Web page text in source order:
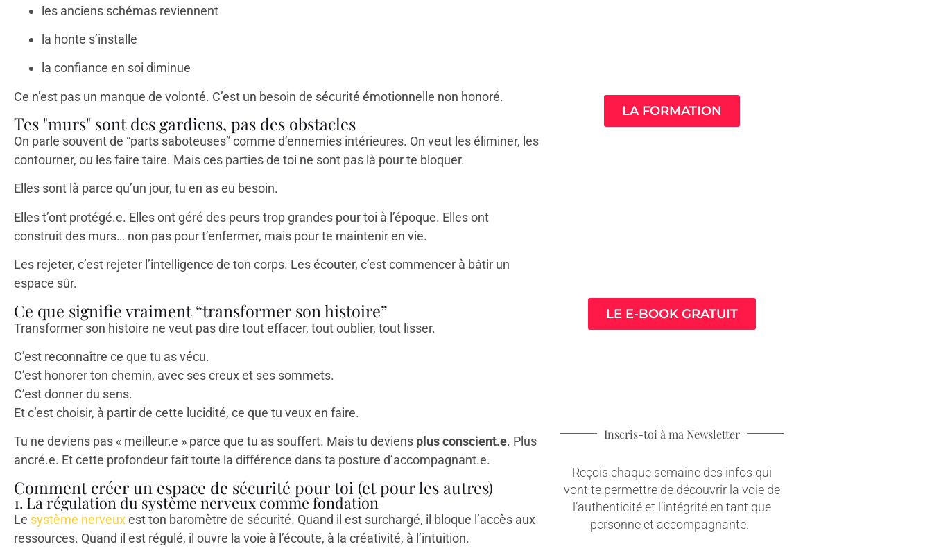
les anciens schémas reviennent
la honte s’installe
la confiance en soi diminue
Ce n’est pas un manque de volonté. C’est un besoin de sécurité émotionnelle non honoré.
Tes "murs" sont des gardiens, pas des obstacles
On parle souvent de “parts saboteuses” comme d’ennemies intérieures. On veut les éliminer, les
contourner, ou les faire taire. Mais ces parties de toi ne sont pas là pour te bloquer.
Elles sont là parce qu’un jour, tu en as eu besoin.
Elles t’ont protégé.e. Elles ont géré des peurs trop grandes pour toi à l’époque. Elles ont
construit des murs… non pas pour t’enfermer, mais pour te maintenir en vie.
Les rejeter, c’est rejeter l’intelligence de ton corps. Les écouter, c’est commencer à bâtir un
espace sûr.
Ce que signifie vraiment “transformer son histoire”
Transformer son histoire ne veut pas dire tout effacer, tout oublier, tout lisser.
C’est reconnaître ce que tu as vécu.
C’est honorer ton chemin, avec ses creux et ses sommets.
C’est donner du sens.
Et c’est choisir, à partir de cette lucidité, ce que tu veux en faire.
Tu ne deviens pas « meilleur.e » parce que tu as souffert. Mais tu deviens plus conscient.e. Plus
ancré.e. Et cette profondeur fait toute la différence dans ta posture d’accompagnant.e.
Comment créer un espace de sécurité pour toi (et pour les autres)
1. La régulation du système nerveux comme fondation
Le système nerveuxest ton baromètre de sécurité. Quand il est surchargé, il bloque l’accès aux
ressources. Quand il est régulé, il ouvre la voie à l’écoute, à la créativité, à l’intuition.
LA FORMATION
LE E-BOOK GRATUIT
Inscris-toi à ma Newsletter
Reçois chaque semaine des infos qui
vont te permettre de découvrir la voie de
l’authenticité et l’intégrité en tant que
personne et accompagnante.